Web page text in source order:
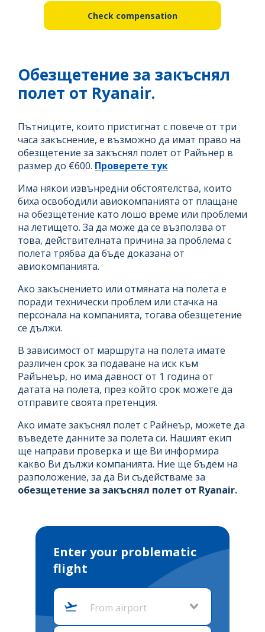
Check compensation
Обезщетение за закъснял
полет от Ryanair.
Пътниците, които пристигнат с повече от три
часа закъснение, е възможно да имат право на
обезщетение за закъснял полет от Райънер в
размер до €600. Проверете тук
Има някои извънредни обстоятелства, които
биха освободили авиокомпанията от плащане
на обезщетение като лошо време или проблеми
на летището. За да може да се възползва от
това, действителната причина за проблема с
полета трябва да бъде доказана от
авиокомпанията.
Ако закъснението или отмяната на полета е
поради технически проблем или стачка на
персонала на компанията, тогава обезщетение
се дължи.
В зависимост от маршрута на полета имате
различен срок за подаване на иск към
Райънеър, но има давност от 1 година от
датата на полета, през който срок можете да
отправите своята претенция.
Ако имате закъснял полет с Райнеър, можете да
въведете данните за полета си. Нашият екип
ще направи проверка и ще Ви информира
какво Ви дължи компанията. Ние ще бъдем на
разположение, за да Ви съдействаме за
обезщетение за закъснял полет от Ryanair.
Enter your problematic
flight
From airport